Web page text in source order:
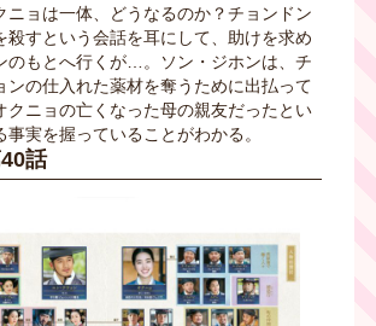
ニョは一体、どうなるのか？チョンドン
殺すという会話を耳にして、助けを求め
のもとへ行くが…。ソン・ジホンは、チ
ンの仕入れた薬材を奪うために出払って
クニョの亡くなった母の親友だったとい
事実を握っていることがわかる。
話